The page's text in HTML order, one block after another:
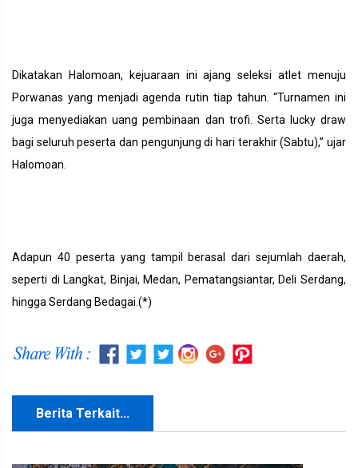
Dikatakan Halomoan, kejuaraan ini ajang seleksi atlet menuju
Porwanas yang menjadi agenda rutin tiap tahun. “Turnamen ini
juga menyediakan uang pembinaan dan trofi. Serta lucky draw
bagi seluruh peserta dan pengunjung di hari terakhir (Sabtu),” ujar
Halomoan.
Adapun 40 peserta yang tampil berasal dari sejumlah daerah,
seperti di Langkat, Binjai, Medan, Pematangsiantar, Deli Serdang,
hingga Serdang Bedagai.(*)
Berita Terkait...